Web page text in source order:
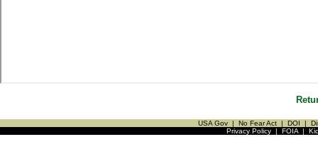
USA Gov | No Fear Act | DOI |
Privacy Policy| FOIA|